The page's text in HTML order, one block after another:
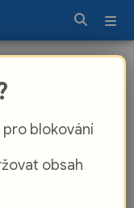
bude
blokování
obsah